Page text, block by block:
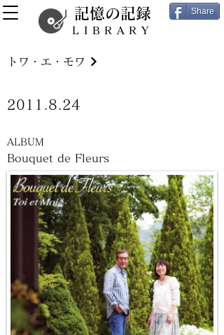
記憶の記録
LIBRARY
Share
Bouquet de Fleurs
トワ・エ・モワ
2011.8.24
ALBUM